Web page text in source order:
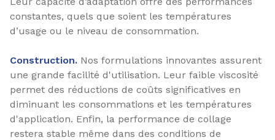
constantes, quels que soient les températures
d’usage ou le niveau de consommation.
Construction. Nos formulations innovantes assurent
une grande facilité d'utilisation. Leur faible viscosité
permet des réductions de coûts significatives en
diminuant les consommations et les températures
d'application. Enfin, la performance de collage
restera stable même dans des conditions de